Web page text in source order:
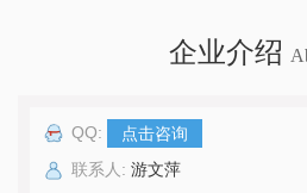
企业介绍
QQ:
点击咨询
联系人: 游文萍